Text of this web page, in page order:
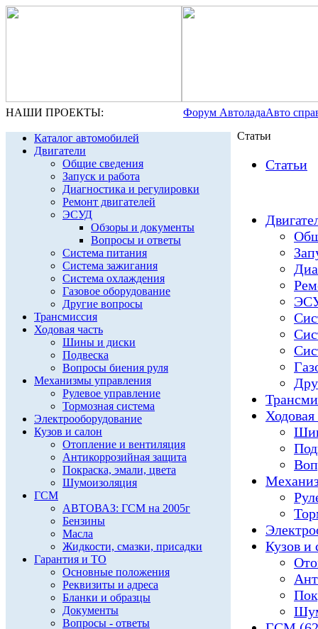
НАШИ ПРОЕКТЫ: Форум АвтоладаАвто
Каталог автомобилей
Двигатели
Общие сведения
Запуск и работа
Диагностика и регулировки
Ремонт двигателей
ЭСУД
Обзоры и документы
Вопросы и ответы
Система питания
Система зажигания
Система охлаждения
Газовое оборудование
Другие вопросы
Трансмиссия
Ходовая часть
Шины и диски
Подвеска
Вопросы биения руля
Механизмы управления
Рулевое управление
Тормозная система
Электрооборудование
Кузов и салон
Отопление и вентиляция
Антикоррозийная защита
Покраска, эмали, цвета
Шумоизоляция
ГСМ
АВТОВАЗ: ГСМ на 2005г
Бензины
Масла
Жидкости, смазки, присадки
Гарантия и ТО
Основные положения
Реквизиты и адреса
Бланки и образцы
Документы
Вопросы - ответы
Статьи
Статьи
Кузов и